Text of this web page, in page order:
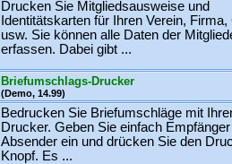
Drucken Sie Mitgliedsausweise und
Identitätskarten für Ihren Verein, Firma,
usw. Sie können alle Daten der
erfassen. Dabei gibt ...
Briefumschlags-Drucker
(Demo, 14.99)
Bedrucken Sie Briefumschläge mit
Drucker. Geben Sie einfach
Absender ein und drücken Sie den
Knopf. Es ...